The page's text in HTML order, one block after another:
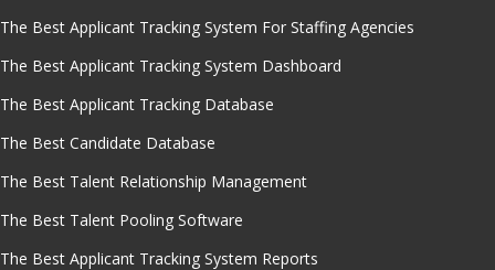
The Best Applicant Tracking System For Staffing Agencies
The Best Applicant Tracking System Dashboard
The Best Applicant Tracking Database
The Best Candidate Database
The Best Talent Relationship Management
The Best Talent Pooling Software
The Best Applicant Tracking System Reports